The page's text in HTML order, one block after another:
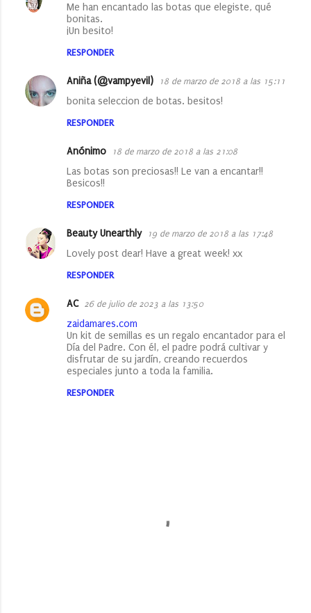
Me han encantado las botas que elegiste, qué
bonitas.
¡Un besito!
RESPONDER
Aniña (@vampyevil) 18 de marzo de 2018 a las 15:11
bonita seleccion de botas. besitos!
RESPONDER
Anónimo 18 de marzo de 2018 a las 21:08
Las botas son preciosas!! Le van a encantar!!
Besicos!!
RESPONDER
Beauty Unearthly 19 de marzo de 2018 a las 17:48
Lovely post dear! Have a great week! xx
RESPONDER
AC 26 de julio de 2023 a las 13:50
zaidamares.com
Un kit de semillas es un regalo encantador para el
Día del Padre. Con él, el padre podrá cultivar y
disfrutar de su jardín, creando recuerdos
especiales junto a toda la familia.
RESPONDER